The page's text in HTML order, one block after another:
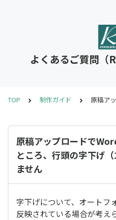
よくあるご質問（
TOP 制作ガイド 原稿ア
原稿アップロードで
ところ、行頭の字下げ
ません
字下げについて、オートフ
反映されている場合が考え